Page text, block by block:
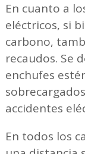
En cuanto a
eléctricos, si
carbono,
recaudos. Se
enchufes
accidentes
En todos los